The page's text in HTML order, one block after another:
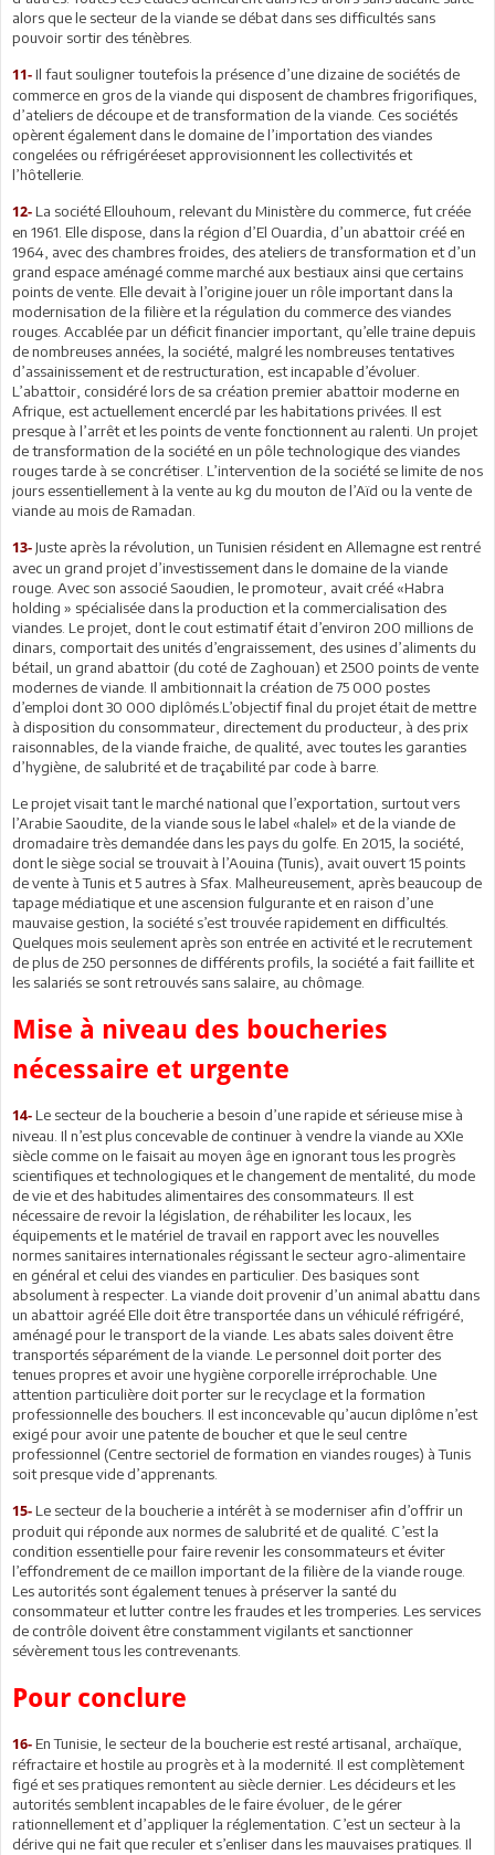
alors que le secteur de la viande se débat dans ses difficultés sans
pouvoir sortir des ténèbres.
11- Il faut souligner toutefois la présence d’une dizaine de sociétés de
commerce en gros de la viande qui disposent de chambres frigorifiques,
d’ateliers de découpe et de transformation de la viande. Ces sociétés
opèrent également dans le domaine de l’importation des viandes
congelées ou réfrigéréeset approvisionnent les collectivités et
l’hôtellerie.
12- La société Ellouhoum, relevant du Ministère du commerce, fut créée
en 1961. Elle dispose, dans la région d’El Ouardia, d’un abattoir créé en
1964, avec des chambres froides, des ateliers de transformation et d’un
grand espace aménagé comme marché aux bestiaux ainsi que certains
points de vente. Elle devait à l’origine jouer un rôle important dans la
modernisation de la filière et la régulation du commerce des viandes
rouges. Accablée par un déficit financier important, qu’elle traine depuis
de nombreuses années, la société, malgré les nombreuses tentatives
d’assainissement et de restructuration, est incapable d’évoluer.
L’abattoir, considéré lors de sa création premier abattoir moderne en
Afrique, est actuellement encerclé par les habitations privées. Il est
presque à l’arrêt et les points de vente fonctionnent au ralenti. Un projet
de transformation de la société en un pôle technologique des viandes
rouges tarde à se concrétiser. L’intervention de la société se limite de nos
jours essentiellement à la vente au kg du mouton de l’Aïd ou la vente de
viande au mois de Ramadan.
13- Juste après la révolution, un Tunisien résident en Allemagne est rentré
avec un grand projet d’investissement dans le domaine de la viande
rouge. Avec son associé Saoudien, le promoteur, avait créé «Habra
holding » spécialisée dans la production et la commercialisation des
viandes. Le projet, dont le cout estimatif était d’environ 200 millions de
dinars, comportait des unités d’engraissement, des usines d’aliments du
bétail, un grand abattoir (du coté de Zaghouan) et 2500 points de vente
modernes de viande. Il ambitionnait la création de 75 000 postes
d’emploi dont 30 000 diplômés.L’objectif final du projet était de mettre
à disposition du consommateur, directement du producteur, à des prix
raisonnables, de la viande fraiche, de qualité, avec toutes les garanties
d’hygiène, de salubrité et de traçabilité par code à barre.
Le projet visait tant le marché national que l’exportation, surtout vers
l’Arabie Saoudite, de la viande sous le label «halel» et de la viande de
dromadaire très demandée dans les pays du golfe. En 2015, la société,
dont le siège social se trouvait à l’Aouina (Tunis), avait ouvert 15 points
de vente à Tunis et 5 autres à Sfax. Malheureusement, après beaucoup de
tapage médiatique et une ascension fulgurante et en raison d’une
mauvaise gestion, la société s’est trouvée rapidement en difficultés.
Quelques mois seulement après son entrée en activité et le recrutement
de plus de 250 personnes de différents profils, la société a fait faillite et
les salariés se sont retrouvés sans salaire, au chômage.
Mise à niveau des boucheries
nécessaire et urgente
14- Le secteur de la boucherie a besoin d’une rapide et sérieuse mise à
niveau. Il n’est plus concevable de continuer à vendre la viande au XXIe
siècle comme on le faisait au moyen âge en ignorant tous les progrès
scientifiques et technologiques et le changement de mentalité, du mode
de vie et des habitudes alimentaires des consommateurs. Il est
nécessaire de revoir la législation, de réhabiliter les locaux, les
équipements et le matériel de travail en rapport avec les nouvelles
normes sanitaires internationales régissant le secteur agro-alimentaire
en général et celui des viandes en particulier. Des basiques sont
absolument à respecter. La viande doit provenir d’un animal abattu dans
un abattoir agréé Elle doit être transportée dans un véhiculé réfrigéré,
aménagé pour le transport de la viande. Les abats sales doivent être
transportés séparément de la viande. Le personnel doit porter des
tenues propres et avoir une hygiène corporelle irréprochable. Une
attention particulière doit porter sur le recyclage et la formation
professionnelle des bouchers. Il est inconcevable qu’aucun diplôme n’est
exigé pour avoir une patente de boucher et que le seul centre
professionnel (Centre sectoriel de formation en viandes rouges) à Tunis
soit presque vide d’apprenants.
15- Le secteur de la boucherie a intérêt à se moderniser afin d’offrir un
produit qui réponde aux normes de salubrité et de qualité. C’est la
condition essentielle pour faire revenir les consommateurs et éviter
l’effondrement de ce maillon important de la filière de la viande rouge.
Les autorités sont également tenues à préserver la santé du
consommateur et lutter contre les fraudes et les tromperies. Les services
de contrôle doivent être constamment vigilants et sanctionner
sévèrement tous les contrevenants.
Pour conclure
16- En Tunisie, le secteur de la boucherie est resté artisanal, archaïque,
réfractaire et hostile au progrès et à la modernité. Il est complètement
figé et ses pratiques remontent au siècle dernier. Les décideurs et les
autorités semblent incapables de le faire évoluer, de le gérer
rationnellement et d’appliquer la réglementation. C’est un secteur à la
dérive qui ne fait que reculer et s’enliser dans les mauvaises pratiques. Il